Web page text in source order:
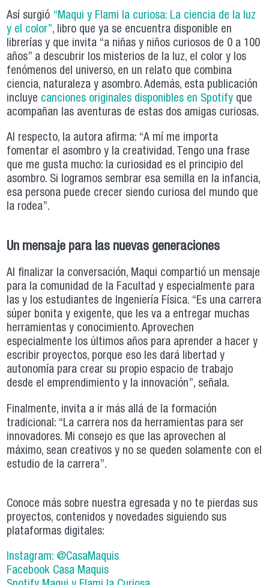
Así surgió “Maqui y Flami la curiosa: La ciencia de la luz
y el color”, libro que ya se encuentra disponible en
librerías y que invita “a niñas y niños curiosos de 0 a 100
años” a descubrir los misterios de la luz, el color y los
fenómenos del universo, en un relato que combina
ciencia, naturaleza y asombro. Además, esta publicación
incluye canciones originales disponibles en Spotify que
acompañan las aventuras de estas dos amigas curiosas.
Al respecto, la autora afirma: “A mí me importa
fomentar el asombro y la creatividad. Tengo una frase
que me gusta mucho: la curiosidad es el principio del
asombro. Si logramos sembrar esa semilla en la infancia,
esa persona puede crecer siendo curiosa del mundo que
la rodea”.
Un mensaje para las nuevas generaciones
Al finalizar la conversación, Maqui compartió un mensaje
para la comunidad de la Facultad y especialmente para
las y los estudiantes de Ingeniería Física. “Es una carrera
súper bonita y exigente, que les va a entregar muchas
herramientas y conocimiento. Aprovechen
especialmente los últimos años para aprender a hacer y
escribir proyectos, porque eso les dará libertad y
autonomía para crear su propio espacio de trabajo
desde el emprendimiento y la innovación”, señala.
Finalmente, invita a ir más allá de la formación
tradicional: “La carrera nos da herramientas para ser
innovadores. Mi consejo es que las aprovechen al
máximo, sean creativos y no se queden solamente con el
estudio de la carrera”.
Conoce más sobre nuestra egresada y no te pierdas sus
proyectos, contenidos y novedades siguiendo sus
plataformas digitales:
Instagram: @CasaMaquis
Facebook Casa Maquis